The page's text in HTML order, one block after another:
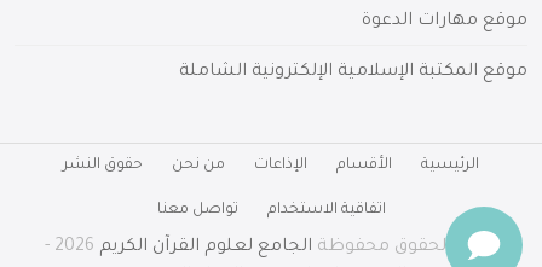
موقع مهارات الدعوة
موقع المكتبة الإسلامية الإلكترونية الشاملة
الرئيسية الأقسام الإذاعات من نحن حقوق النشر
اتفاقية الاستخدام تواصل معنا
جميع الحقوق محفوظة الجامع لعلوم القرآن الكريم
2026 -